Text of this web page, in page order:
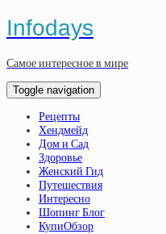
Infodays
Самое интересное в мире
Toggle navigation
Рецепты
Хендмейд
Дом и Сад
Здоровье
Женский Гид
Путешествия
Интересно
Шопинг Блог
КупиОбзор